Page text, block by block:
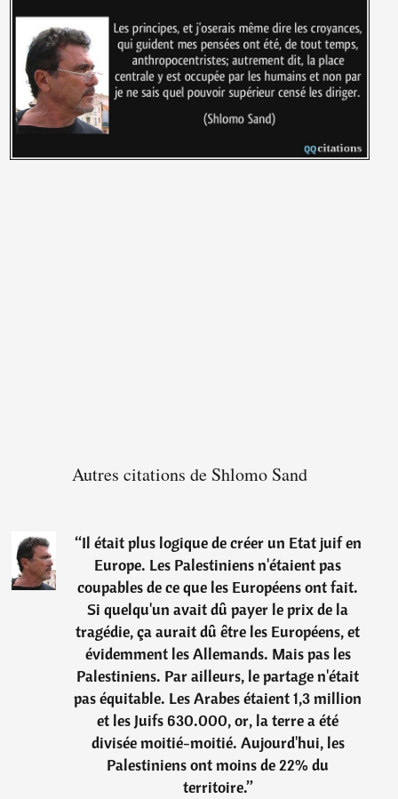
Autres citations de Shlomo Sand
“Il était plus logique de créer un Etat juif en
Europe. Les Palestiniens n'étaient pas
coupables de ce que les Européens ont fait.
Si quelqu'un avait dû payer le prix de la
tragédie, ça aurait dû être les Européens, et
évidemment les Allemands. Mais pas les
Palestiniens. Par ailleurs, le partage n'était
pas équitable. Les Arabes étaient 1,3 million
et les Juifs 630.000, or, la terre a été
divisée moitié-moitié. Aujourd'hui, les
Palestiniens ont moins de 22% du
territoire.”